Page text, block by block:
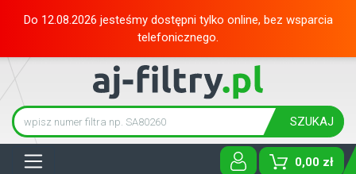
Do 12.08.2026 jesteśmy dostępni tylko online, bez wsparcia
telefonicznego.
SZUKAJ
0,00 zł